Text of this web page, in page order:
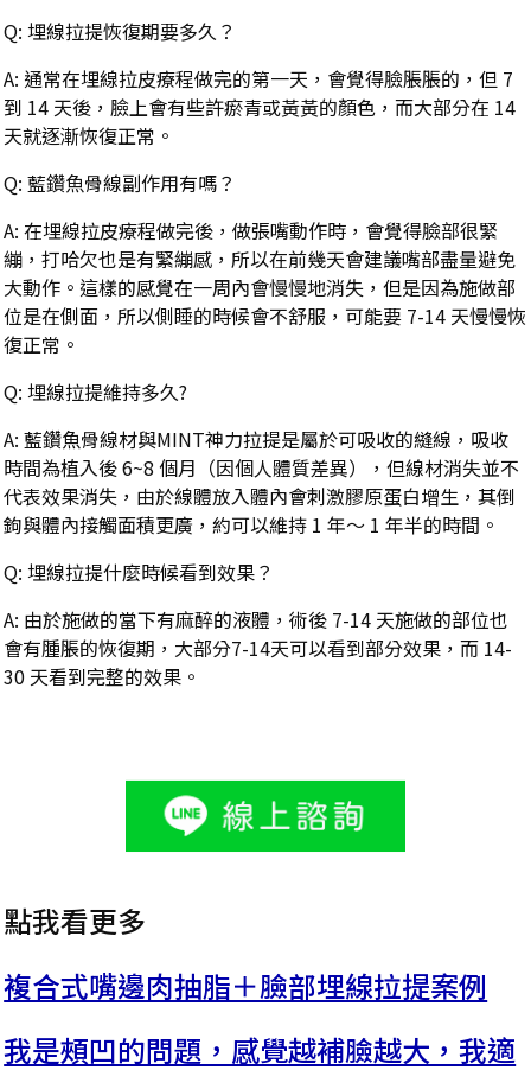
Q: 埋線拉提恢復期要多久？
A: 通常在埋線拉皮療程做完的第一天，會覺得臉脹脹的，但 7
到 14 天後，臉上會有些許瘀青或黃黃的顏色，而大部分在 14
天就逐漸恢復正常。
Q: 藍鑽魚骨線副作用有嗎？
A: 在埋線拉皮療程做完後，做張嘴動作時，會覺得臉部很緊
繃，打哈欠也是有緊繃感，所以在前幾天會建議嘴部盡量避免
大動作。這樣的感覺在一周內會慢慢地消失，但是因為施做部
位是在側面，所以側睡的時候會不舒服，可能要 7-14 天慢慢恢
復正常。
Q: 埋線拉提維持多久?
A: 藍鑽魚骨線材與MINT神力拉提是屬於可吸收的縫線，吸收
時間為植入後 6~8 個月（因個人體質差異），但線材消失並不
代表效果消失，由於線體放入體內會刺激膠原蛋白增生，其倒
鉤與體內接觸面積更廣，約可以維持 1 年〜 1 年半的時間。
Q: 埋線拉提什麼時候看到效果？
A: 由於施做的當下有麻醉的液體，術後 7-14 天施做的部位也
會有腫脹的恢復期，大部分7-14天可以看到部分效果，而 14-
30 天看到完整的效果。
點我看更多
複合式嘴邊肉抽脂＋臉部埋線拉提案例
我是頰凹的問題，感覺越補臉越大，我適